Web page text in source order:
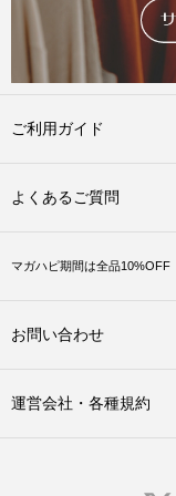
ご利用ガイド
よくあるご質問
マガハピ期間は全品10%OFF
お問い合わせ
運営会社・各種規約